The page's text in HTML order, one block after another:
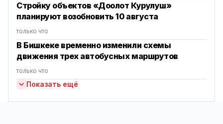
Стройку объектов «Доолот Курулуш»
планируют возобновить 10 августа
только что
В Бишкеке временно изменили схемы
движения трех автобусных маршрутов
только что
Показать ещё